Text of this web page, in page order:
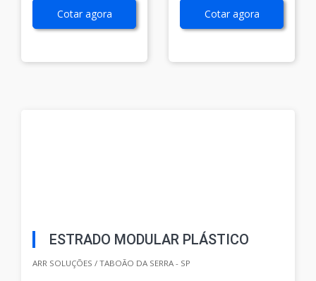
Cotar agora Cotar agora
ESTRADO MODULAR PLÁSTICO
ARR SOLUÇÕES / TABOÃO DA SERRA - SP